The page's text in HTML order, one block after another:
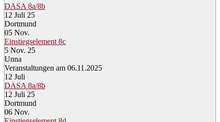
DASA 8a/8b
12 Juli 25
Dortmund
05 Nov.
Einstiegselement 8c
5 Nov. 25
Unna
Veranstaltungen am 06.11.2025
12 Juli
DASA 8a/8b
12 Juli 25
Dortmund
06 Nov.